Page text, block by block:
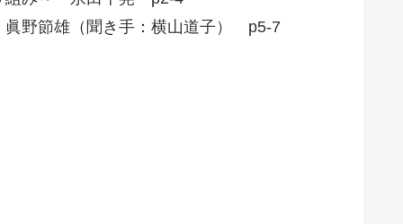
野節雄（聞き手：横山道子） p5-7